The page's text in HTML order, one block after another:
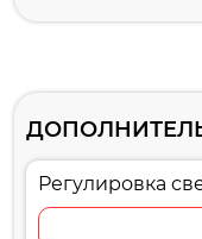
Регулировка